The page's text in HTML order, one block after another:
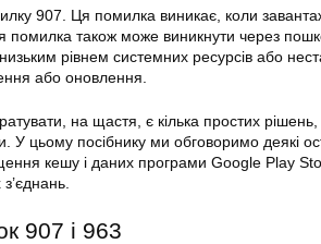
907. Ця помилка виникає, коли
помилка також може виникнути через
рівнем системних ресурсів або
або оновлення.
на щастя, є кілька простих
У цьому посібнику ми обговоримо деякі
кешу і даних програми Google Play
907 і 963